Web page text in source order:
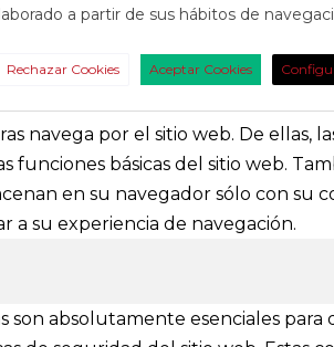
Consúltanos
nosotros para
a partir de sus hábitos de
Rechazar Cookies Aceptar Cookies
navega por el sitio web. De ellas,
funciones básicas del sitio web.
en su navegador sólo con
a su experiencia de navegación.
son absolutamente esenciales